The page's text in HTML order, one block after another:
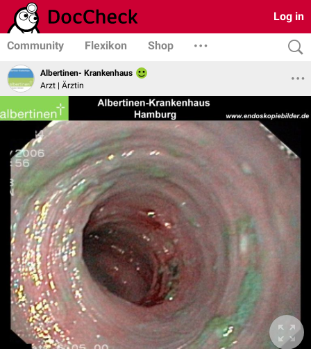
Log in
Community Flexikon Shop
Albertinen- Krankenhaus
Arzt | Ärztin